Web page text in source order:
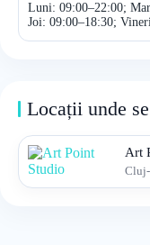
Luni: 09:00–22:00;
Joi: 09:00–18:30;
Locații unde
Art